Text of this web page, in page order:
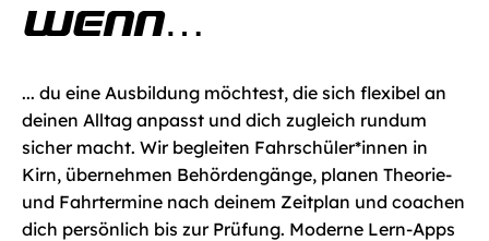
WENN…
... du eine Ausbildung möchtest, die sich flexibel an
deinen Alltag anpasst und dich zugleich rundum
sicher macht. Wir begleiten Fahrschüler*innen in
Kirn, übernehmen Behördengänge, planen Theorie-
und Fahrtermine nach deinem Zeitplan und coachen
dich persönlich bis zur Prüfung. Moderne Lern-Apps